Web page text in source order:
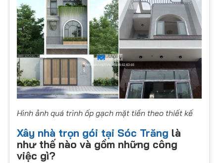
Hình ảnh quá trình ốp gạch mặt tiền theo thiết kế
Xây nhà trọn gói tại Sóc Trăng là
như thế nào và gồm những công
việc gì?